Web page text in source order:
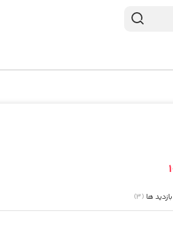
بازدید ها (3)